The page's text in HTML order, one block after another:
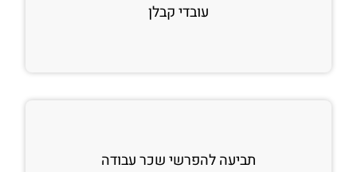
עובדי קבלן
תביעה להפרשי שכר עבודה